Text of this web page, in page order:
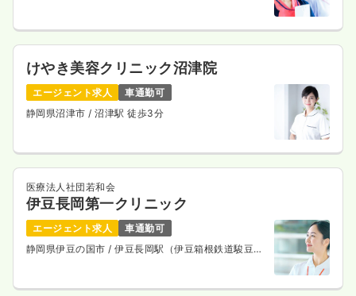
けやき美容クリニック沼津院
エージェント求人
車通勤可
静岡県沼津市 / 沼津駅 徒歩3分
医療法人社団若和会
伊豆長岡第一クリニック
エージェント求人
車通勤可
静岡県伊豆の国市 / 伊豆長岡駅（伊豆箱根鉄道駿豆